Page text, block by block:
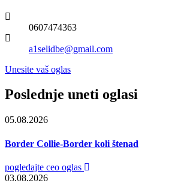
0607474363
a1selidbe@gmail.com
Unesite vaš oglas
Poslednje uneti oglasi
05.08.2026
Border Collie-Border koli štenad
pogledajte ceo oglas
03.08.2026